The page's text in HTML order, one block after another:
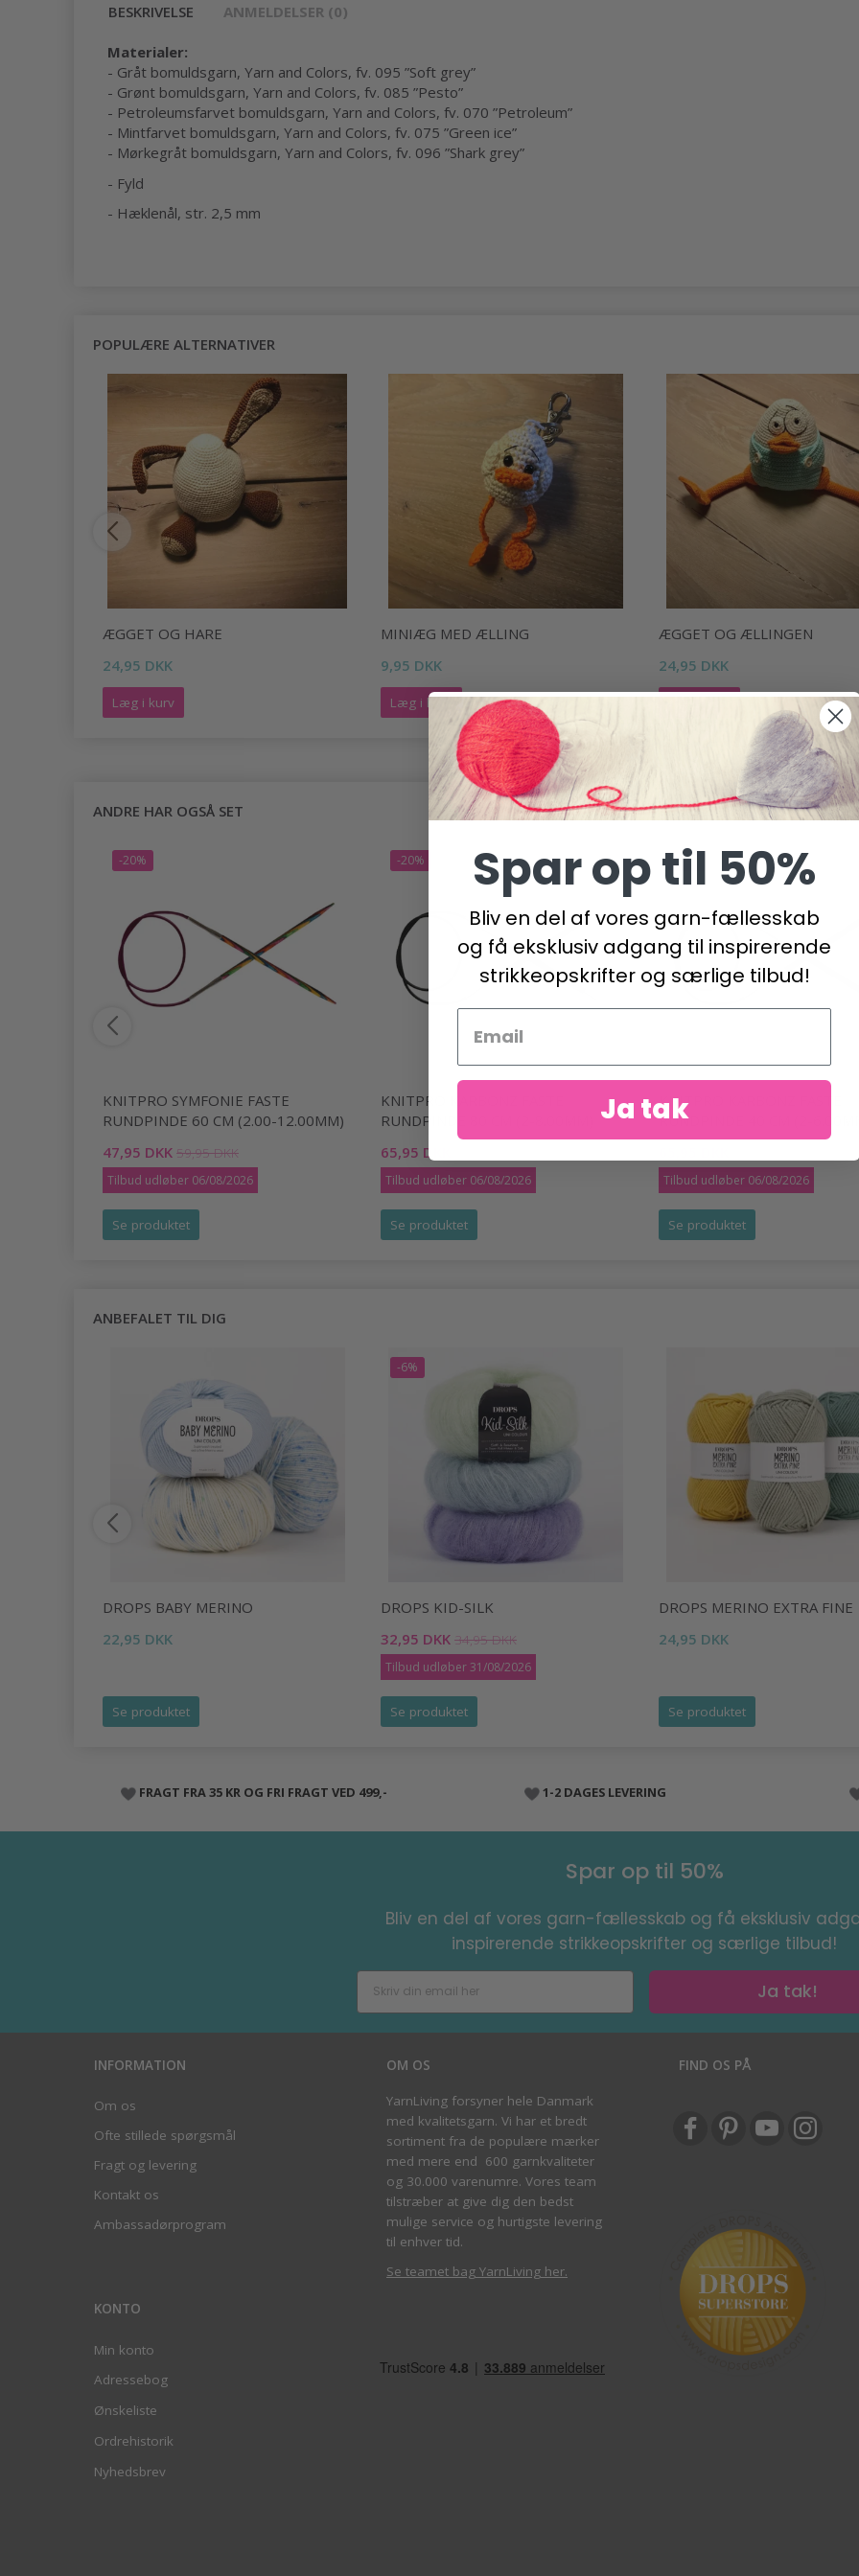
BESKRIVELSE ANMELDELSER (0)
Materialer:
- Gråt bomuldsgarn, Yarn and Colors, fv. 095 ”Soft grey”
- Grønt bomuldsgarn, Yarn and Colors, fv. 085 ”Pesto”
- Petroleumsfarvet bomuldsgarn, Yarn and Colors, fv. 070 ”Petroleum”
- Mintfarvet bomuldsgarn, Yarn and Colors, fv. 075 ”Green ice”
- Mørkegråt bomuldsgarn, Yarn and Colors, fv. 096 ”Shark grey”
- Fyld
- Hæklenål, str. 2,5 mm
POPULÆRE ALTERNATIVER
ÆGGET OG HARE
24,95 DKK
Læg i kurv
MINIÆG MED ÆLLING
9,95 DKK
Læg i kurv
ÆGGET OG ÆLLINGEN
24,95 DKK
Læg i kurv
ANDRE HAR OGSÅ SET
-20%
KNITPRO SYMFONIE FASTE
RUNDPINDE 60 CM (2.00-12.00MM)
47,95 DKK 59,95 DKK
Tilbud udløber 06/08/2026
Se produktet
-20%
KNITPRO KARBONZ FASTE
RUNDPINDE 80 CM (2-8.00MM)
65,95 DKK
Tilbud udløber 06/08/2026
Se produktet
-20%
KNITPRO KARBONZ FASTE
RUNDPINDE 40 CM (2-
Tilbud udløber 06/08/2026
Se produktet
ANBEFALET TIL DIG
DROPS BABY MERINO
22,95 DKK
Se produktet
-6%
DROPS KID-SILK
32,95 DKK 34,95 DKK
Tilbud udløber 31/08/2026
Se produktet
DROPS MERINO EXTRA FINE
24,95 DKK
Se produktet
FRAGT FRA 35 KR OG FRI FRAGT VED 499,- 1-2 DAGES LEVERING
Spar op til 50%
Bliv en del af vores garn-fællesskab og få eksklusiv
inspirerende strikkeopskrifter og særlige tilbud!
Ja tak!
INFORMATION
Om os
Ofte stillede spørgsmål
Fragt og levering
Kontakt os
Ambassadørprogram
KONTO
Min konto
Adressebog
Ønskeliste
Ordrehistorik
Nyhedsbrev
OM OS
YarnLiving forsyner hele Danmark
med kvalitetsgarn. Vi har et bredt
sortiment fra de populære mærker
med mere end 600 garnkvaliteter
og 30.000 varenumre. Vores team
tilstræber at give dig den bedst
mulige service og hurtigste levering
til enhver tid.
Se teamet bag YarnLiving her.
FIND OS PÅ
Spar op til 50%
Bliv en del af vores garn-fællesskab
og få eksklusiv adgang til inspirerende
strikkeopskrifter og særlige tilbud!
Ja tak